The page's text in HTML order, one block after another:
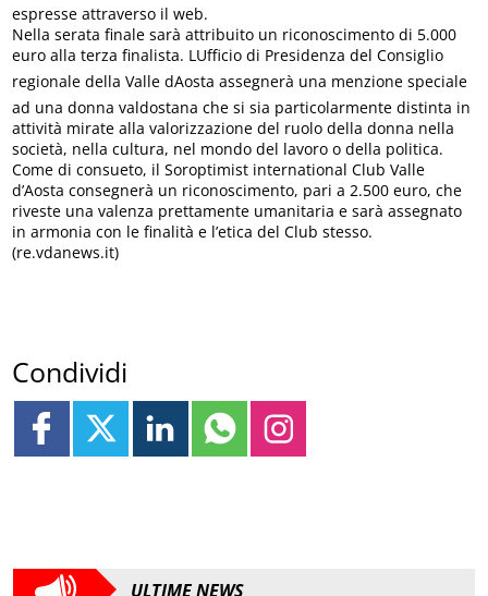
espresse attraverso il web.
Nella serata finale sarà attribuito un riconoscimento di 5.000
euro alla terza finalista. LUfficio di Presidenza del Consiglio
regionale della Valle dAosta assegnerà una menzione speciale
ad una donna valdostana che si sia particolarmente distinta in
attività mirate alla valorizzazione del ruolo della donna nella
società, nella cultura, nel mondo del lavoro o della politica.
Come di consueto, il Soroptimist international Club Valle
d’Aosta consegnerà un riconoscimento, pari a 2.500 euro, che
riveste una valenza prettamente umanitaria e sarà assegnato
in armonia con le finalità e l’etica del Club stesso.
(re.vdanews.it)
Condividi
ULTIME NEWS